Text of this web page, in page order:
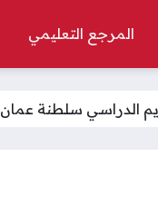
المرجع التعليمي
سلطنة عمان 2025″الإجازات والامتحانات ومواعيد الدراسة”